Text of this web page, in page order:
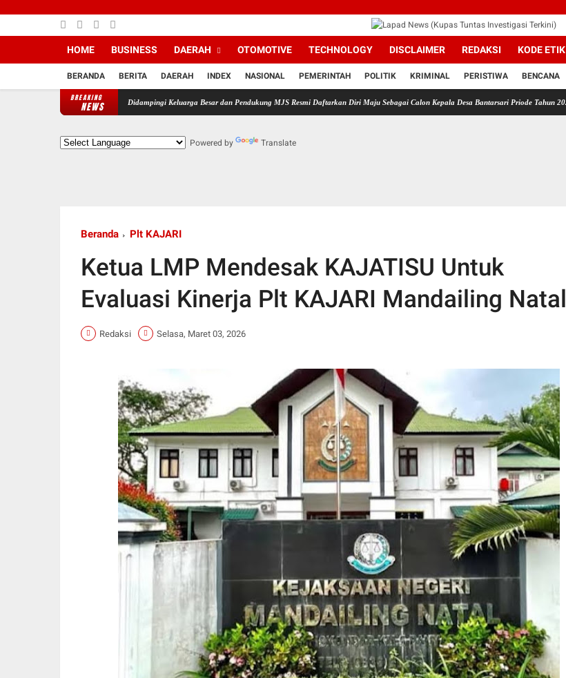
HOME BUSINESS DAERAH OTOMOTIVE TECHNOLOGY DISCLAIMER REDAKSI KODE ETIK
BERANDA BERITA DAERAH INDEX NASIONAL PEMERINTAH POLITIK KRIMINAL PERISTIWA BENCANA
BREAKING
NEWS
Didampingi Keluarga Besar dan Pendukung MJS Resmi Daftarkan Diri Maju Sebagai Calon Kepala Desa Bantarsari Priode Tahun 2026 - 2034.
Powered by Translate
Beranda Plt KAJARI
Ketua LMP Mendesak KAJATISU Untuk
Evaluasi Kinerja Plt KAJARI Mandailing Natal
Redaksi Selasa, Maret 03, 2026